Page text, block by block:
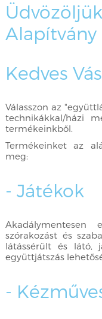
Kedves
Válasszon az
technikákkal/házi
termékeinkből.
Termékeinket az
meg:
- Játékok
szórakozást és
látássérült és látó,
együttjátszás
-